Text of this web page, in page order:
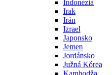
Indonézia
Irak
Irán
Izrael
Japonsko
Jemen
Jordánsko
Južná Kórea
Kambodža